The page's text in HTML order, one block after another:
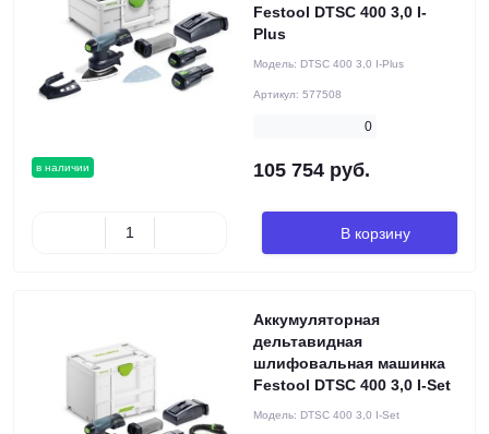
в наличии
Festool DTSC 400 3,0 I-
Plus
Модель: DTSC 400 3,0 I-Plus
Артикул: 577508
0
105 754 руб.
В корзину
Аккумуляторная
дельтавидная
шлифовальная машинка
Festool DTSC 400 3,0 I-Set
Модель: DTSC 400 3,0 I-Set